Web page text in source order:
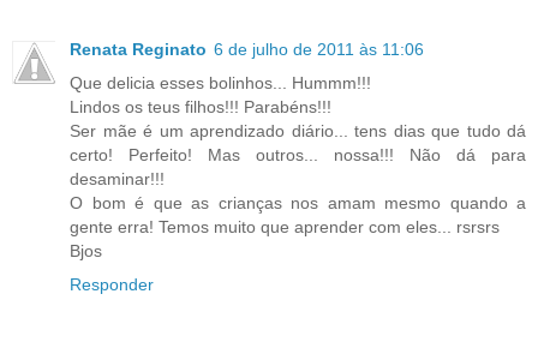
Renata Reginato 6 de julho de 2011 às 11:06
Que delicia esses bolinhos... Hummm!!!
Lindos os teus filhos!!! Parabéns!!!
Ser mãe é um aprendizado diário... tens dias que tudo dá
certo! Perfeito! Mas outros... nossa!!! Não dá para
desaminar!!!
O bom é que as crianças nos amam mesmo quando a
gente erra! Temos muito que aprender com eles... rsrsrs
Bjos
Responder